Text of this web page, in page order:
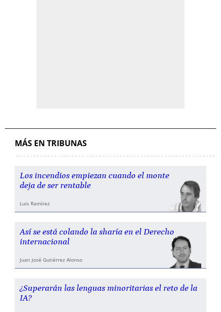
MÁS EN TRIBUNAS
Los incendios empiezan cuando el monte
deja de ser rentable
Luis Ramírez
Así se está colando la sharía en el Derecho
internacional
Juan José Gutiérrez Alonso
¿Superarán las lenguas minoritarias el reto de la
IA?